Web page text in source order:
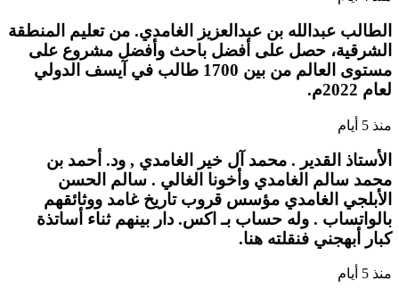
الطالب عبدالله بن عبدالعزيز الغامدي. من تعليم المنطقة
الشرقية، حصل على أفضل باحث وأفضل مشروع على
مستوى العالم من بين 1700 طالب في آيسف الدولي
لعام 2022م.
منذ 5 أيام
الأستاذ القدير . محمد آل خير الغامدي , ود. أحمد بن
محمد سالم الغامدي وأخونا الغالي . سالم الحسن
الأبلجي الغامدي مؤسس قروب تاريخ غامد ووثائقهم
بالواتساب . وله حساب بـ اكس. دار بينهم ثناء أساتذة
كبار أبهجني فنقلته هنا.
منذ 5 أيام